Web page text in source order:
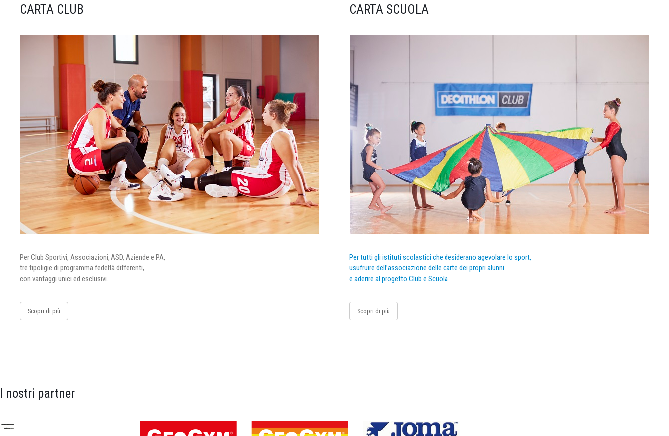
CARTA CLUB
Per Club Sportivi, Associazioni, ASD, Aziende e PA,
tre tipoligie di programma fedeltà differenti,
con vantaggi unici ed esclusivi.
Scopri di più
CARTA SCUOLA
Per tutti gli istituti scolastici che desiderano agevolare lo sport,
usufruire dell’associazione delle carte dei propri alunni
e aderire al progetto Club e Scuola
Scopri di più
I nostri partner